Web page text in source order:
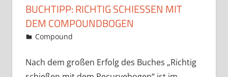
BUCHTIPP: RICHTIG SCHIESSEN MIT D
EM COMPOUNDBOGEN
4. März 2018
Martina Berg
Compound
Nach dem großen Erfolg des Buches „Richtig